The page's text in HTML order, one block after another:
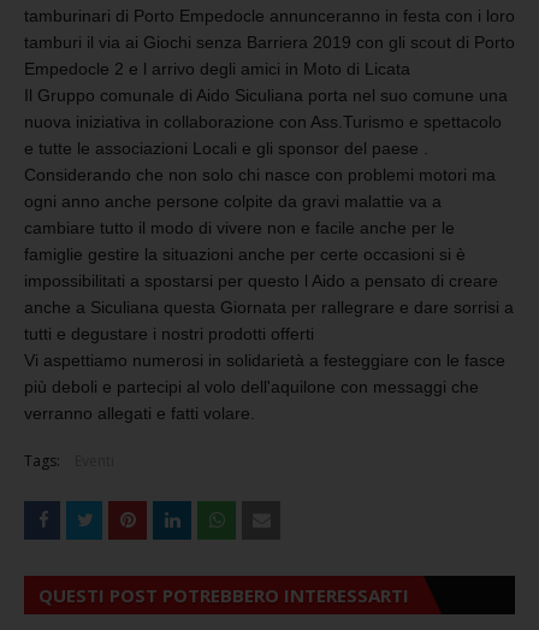
tamburinari di Porto Empedocle annunceranno in festa con i loro
tamburi il via ai Giochi senza Barriera 2019 con gli scout di Porto
Empedocle 2 e l arrivo degli amici in Moto di Licata
Il Gruppo comunale di Aido Siculiana porta nel suo comune una
nuova iniziativa in collaborazione con Ass.Turismo e spettacolo
e tutte le associazioni Locali e gli sponsor del paese .
Considerando che non solo chi nasce con problemi motori ma
ogni anno anche persone colpite da gravi malattie va a
cambiare tutto il modo di vivere non e facile anche per le
famiglie gestire la situazioni anche per certe occasioni si è
impossibilitati a spostarsi per questo l Aido a pensato di creare
anche a Siculiana questa Giornata per rallegrare e dare sorrisi a
tutti e degustare i nostri prodotti offerti
Vi aspettiamo numerosi in solidarietà a festeggiare con le fasce
più deboli e partecipi al volo dell'aquilone con messaggi che
verranno allegati e fatti volare.
Tags:
QUESTI POST POTREBBERO INTERESSARTI